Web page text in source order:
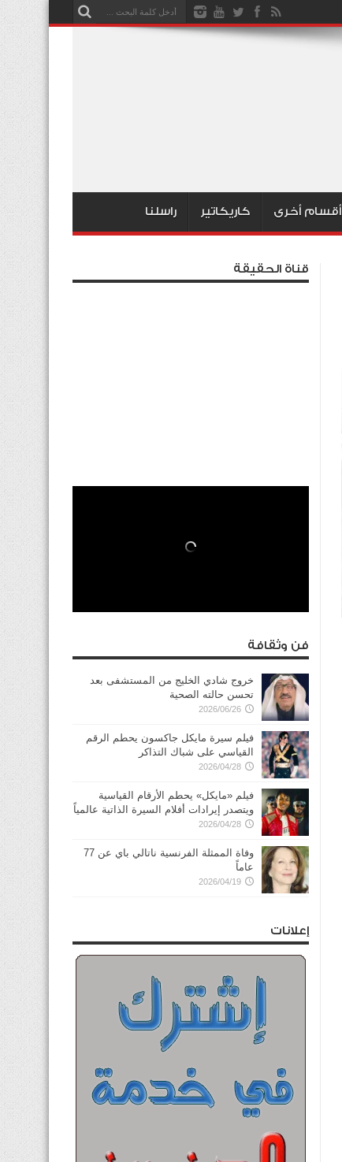
أقسام أخرى كاريكاتير راسلنا
قناة الحقيقة
فن وثقافة
خروج شادي الخليج من المستشفى بعد
تحسن حالته الصحية
2026/06/26
فيلم سيرة مايكل جاكسون يحطم الرقم
القياسي على شباك التذاكر
2026/04/28
فيلم «مايكل» يحطم الأرقام القياسية
ويتصدر إيرادات أفلام السيرة الذاتية عالمياً
2026/04/28
وفاة الممثلة الفرنسية ناتالي باي عن 77
عاماً
2026/04/19
إعلانات